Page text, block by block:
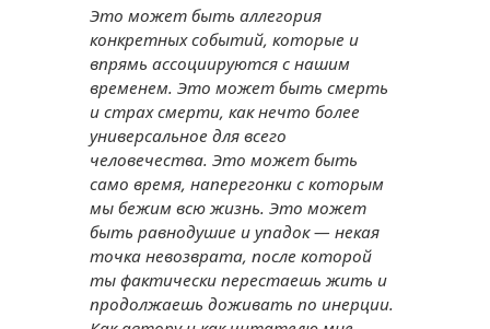
Это может быть аллегория
конкретных событий, которые и
впрямь ассоциируются с нашим
временем. Это может быть смерть
и страх смерти, как нечто более
универсальное для всего
человечества. Это может быть
само время, наперегонки с которым
мы бежим всю жизнь. Это может
быть равнодушие и упадок — некая
точка невозврата, после которой
ты фактически перестаешь жить и
продолжаешь доживать по инерции.